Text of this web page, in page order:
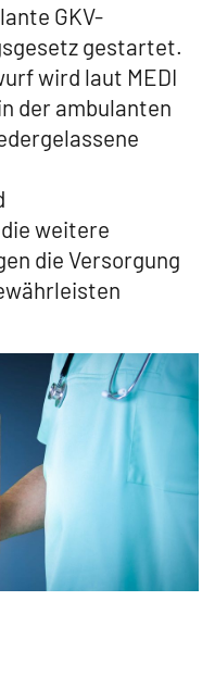
GKV-
gestartet.
wird laut MEDI
der ambulanten
weitere
die Versorgung